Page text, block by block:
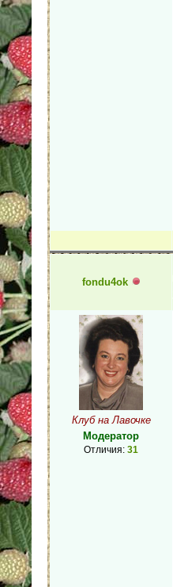
fondu4ok
Клуб на Лавочке
Модератор
Отличия: 31